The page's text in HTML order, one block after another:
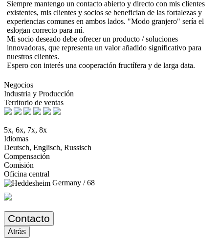
Siempre mantengo un contacto abierto y directo con mis clientes
existentes, mis clientes y socios se benefician de las fortalezas y
experiencias comunes en ambos lados. "Modo granjero" sería el
eslogan correcto para mí.
Mi socio deseado debe ofrecer un producto / soluciones
innovadoras, que representa un valor añadido significativo para
nuestros clientes.
Espero con interés una cooperación fructífera y de larga data.
Negocios
Industria y Producción
Territorio de ventas
5x, 6x, 7x, 8x
Idiomas
Deutsch, Englisch, Russisch
Compensación
Comisión
Oficina central
Germany / 68
Contacto
Atrás